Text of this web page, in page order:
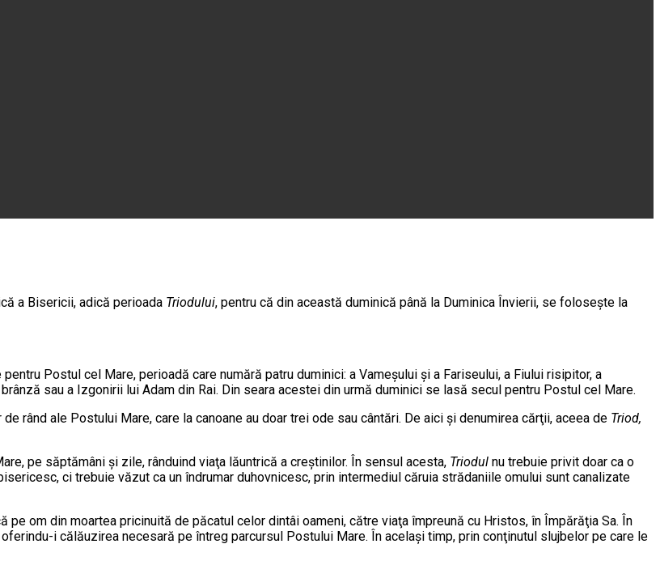
a Bisericii, adică perioada Triodului, pentru că din această duminică până la Duminica Învierii, se foloseşte la
Postul cel Mare, perioadă care numără patru duminici: a Vameşului şi a Fariseului, a Fiului risipitor, a
sau a Izgonirii lui Adam din Rai. Din seara acestei din urmă duminici se lasă secul pentru Postul cel Mare.
rând ale Postului Mare, care la canoane au doar trei ode sau cântări. De aici şi denumirea cărţii, aceea de Triod,
pe săptămâni şi zile, rânduind viaţa lăuntrică a creştinilor. În sensul acesta, Triodul nu trebuie privit doar ca o
ci trebuie văzut ca un îndrumar duhovnicesc, prin intermediul căruia strădaniile omului sunt canalizate
pe om din moartea pricinuită de păcatul celor dintâi oameni, către viaţa împreună cu Hristos, în Împărăţia Sa. În
i călăuzirea necesară pe întreg parcursul Postului Mare. În acelaşi timp, prin conţinutul slujbelor pe care le